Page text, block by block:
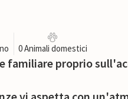
0 Animali domestici
familiare proprio